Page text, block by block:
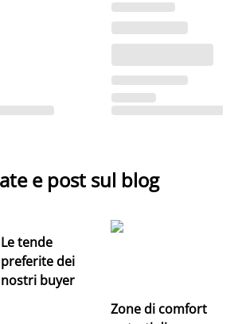
e post sul blog
Le tende
preferite dei
nostri buyer
Zone di comfort